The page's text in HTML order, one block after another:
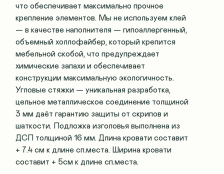
что обеспечивает максимально прочное
крепление элементов. Мы не используем клей
— в качестве наполнителя — гипоаллергенный,
объемный холлофайбер, который крепится
мебельной скобой, что предупреждает
химические запахи и обеспечивает
конструкции максимальную экологичность.
Угловые стяжки — уникальная разработка,
цельное металлическое соединение толщиной
3 мм даёт гарантию защиты от скрипов и
шаткости. Подложка изголовья выполнена из
ДСП толщиной 16 мм. Длина кровати составит
+ 7.4 см к длине сп.места. Ширина кровати
составит + 5см к длине сп.места.